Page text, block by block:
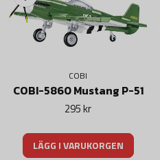
COBI
COBI-5860 Mustang P-51
295 kr
LÄGG I VARUKORGEN